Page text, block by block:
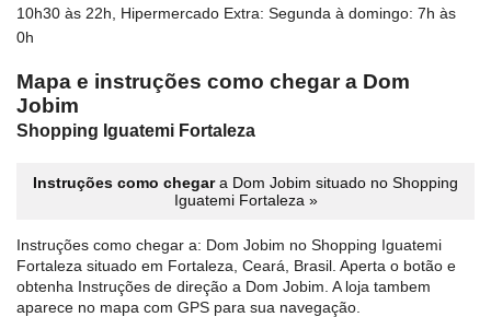
10h30 às 22h, Hipermercado Extra: Segunda à domingo: 7h às
0h
Mapa e instruções como chegar a Dom
Jobim
Shopping Iguatemi Fortaleza
Instruções como chegara Dom Jobim situado no Shopping
Iguatemi Fortaleza »
Instruções como chegar a: Dom Jobim no Shopping Iguatemi
Fortaleza situado em Fortaleza, Ceará, Brasil. Aperta o botão e
obtenha Instruções de direção a Dom Jobim. A loja tambem
aparece no mapa com GPS para sua navegação.